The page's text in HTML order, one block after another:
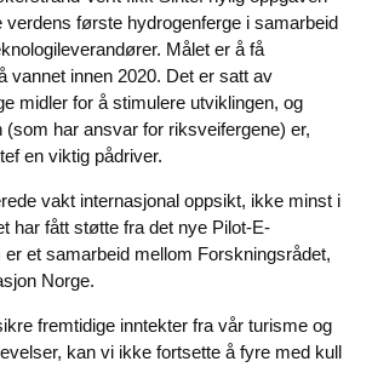
verdens første hydrogenferge i samarbeid
Målet er å få
vannet innen 2020. Det er satt av
midler for å stimulere utviklingen, og
(som har ansvar for riksveifergene) er,
en viktig pådriver.
vakt internasjonal oppsikt, ikke minst i
har fått støtte fra det nye Pilot-E-
et samarbeid mellom Forskningsrådet,
Norge.
fremtidige inntekter fra vår turisme og
kan vi ikke fortsette å fyre med kull